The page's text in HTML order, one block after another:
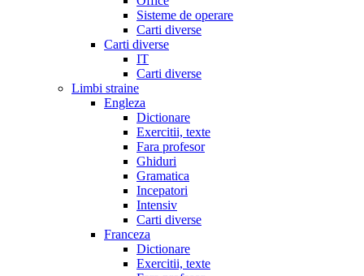
Sisteme de operare
Carti diverse
Carti diverse
IT
Carti diverse
Limbi straine
Engleza
Dictionare
Exercitii, texte
Fara profesor
Ghiduri
Gramatica
Incepatori
Intensiv
Carti diverse
Franceza
Dictionare
Exercitii, texte